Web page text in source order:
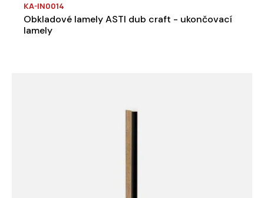
KA-IN0014
Obkladové lamely ASTI dub craft - ukončovací
lamely